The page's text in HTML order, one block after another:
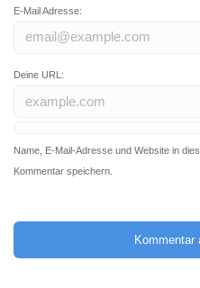
E-Mail Adresse:
Deine URL:
Name, E-Mail-Adresse und Website in
Kommentar speichern.